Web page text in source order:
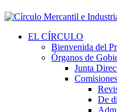
EL CÍRCULO
Bienvenida del
Órganos de
Junta
Comisiones
De